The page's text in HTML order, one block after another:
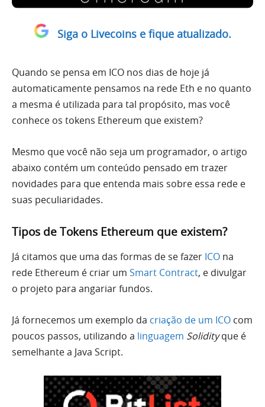
Siga o Livecoins e fique atualizado.
Quando se pensa em ICO nos dias de hoje já
automaticamente pensamos na rede Eth e no quanto
a mesma é utilizada para tal propósito, mas você
conhece os tokens Ethereum que existem?
Mesmo que você não seja um programador, o artigo
abaixo contém um conteúdo pensado em trazer
novidades para que entenda mais sobre essa rede e
suas peculiaridades.
Tipos de Tokens Ethereum que existem?
Já citamos que uma das formas de se fazer ICO na
rede Ethereum é criar um Smart Contract, e divulgar
o projeto para angariar fundos.
Já fornecemos um exemplo da criação de um ICO com
poucos passos, utilizando a linguagem Solidityque é
semelhante a Java Script.